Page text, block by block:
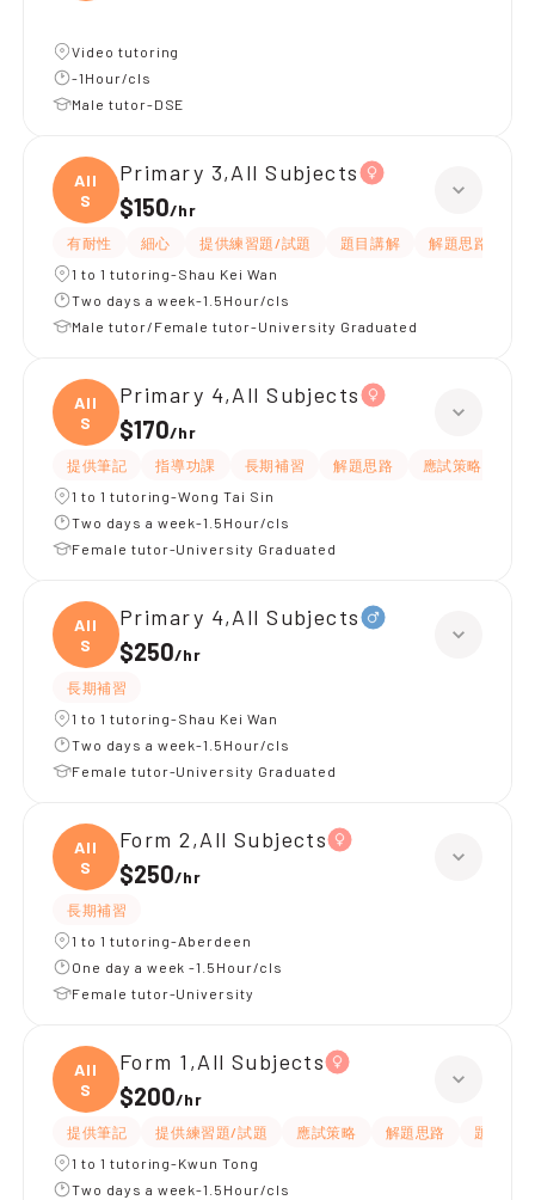
Video tutoring
-1Hour/cls
Male tutor-DSE
All
S
Primary 3,All Subjects
$150/hr
有耐性 細心 提供練習題/試題 題目講解
解題思路
1 to 1 tutoring-Shau Kei Wan
Two days a week-1.5Hour/cls
Male tutor/Female tutor-University Graduated
All
S
Primary 4,All Subjects
$170/hr
提供筆記 指導功課 長期補習 解題思路 應試策略
1 to 1 tutoring-Wong Tai Sin
Two days a week-1.5Hour/cls
Female tutor-University Graduated
All
S
Primary 4,All Subjects
$250/hr
長期補習
1 to 1 tutoring-Shau Kei Wan
Two days a week-1.5Hour/cls
Female tutor-University Graduated
All
S
Form 2,All Subjects
$250/hr
長期補習
1 to 1 tutoring-Aberdeen
One day a week -1.5Hour/cls
Female tutor-University
All
S
Form 1,All Subjects
$200/hr
提供筆記 提供練習題/試題 應試策略 解題思路
題目講解
1 to 1 tutoring-Kwun Tong
Two days a week-1.5Hour/cls